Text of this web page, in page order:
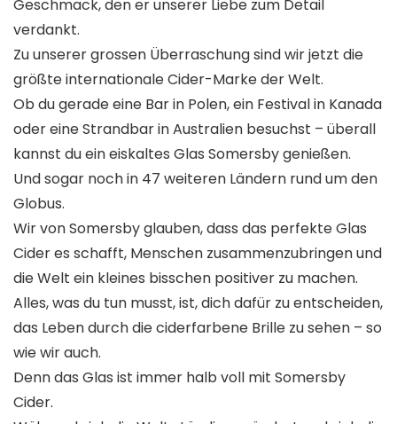
Geschmack, den er unserer Liebe zum Detail
verdankt.
Zu unserer grossen Überraschung sind wir jetzt die
größte internationale Cider-Marke der Welt.
Ob du gerade eine Bar in Polen, ein Festival in Kanada
oder eine Strandbar in Australien besuchst – überall
kannst du ein eiskaltes Glas Somersby genießen.
Und sogar noch in 47 weiteren Ländern rund um den
Globus.
Wir von Somersby glauben, dass das perfekte Glas
Cider es schafft, Menschen zusammenzubringen und
die Welt ein kleines bisschen positiver zu machen.
Alles, was du tun musst, ist, dich dafür zu entscheiden,
das Leben durch die ciderfarbene Brille zu sehen – so
wie wir auch.
Denn das Glas ist immer halb voll mit Somersby
Cider.